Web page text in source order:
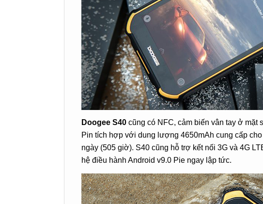
Doogee S40 cũng có NFC, cảm biến vân tay ở mặt
Pin tích hợp với dung lượng 4650mAh cung cấp
ngày (505 giờ). S40 cũng hỗ trợ kết nối 3G và 4G
hệ điều hành Android v9.0 Pie ngay lập tức.